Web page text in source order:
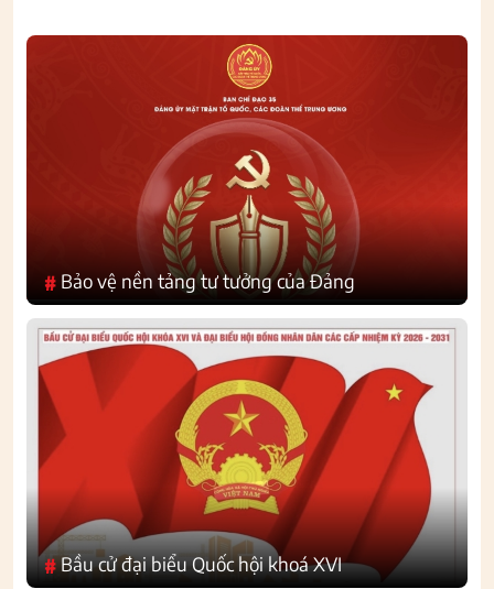
# Bảo vệ nền tảng tư tưởng của Đảng
#Bầu cử đại biểu Quốc hội khoá XVI